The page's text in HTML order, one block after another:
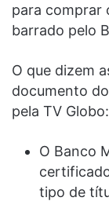
para comprar
barrado pelo
O que dizem
documento
pela TV Globo:
O Banco
tipo de